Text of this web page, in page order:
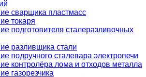
сварщика пластмасс
токаря
подготовителя сталеразливочных
разливщика стали
подручного сталевара электропечи
контролёра лома и отходов металла
газорезчика